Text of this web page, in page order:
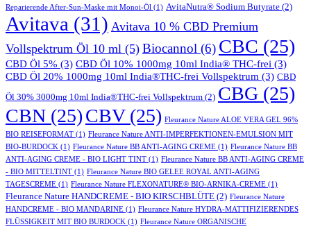
Reparierende After-Sun-Maske mit Monoi-Öl (1) AvitaNutra® Sodium Butyrate (2)
Avitava (31) Avitava 10 % CBD Premium
Vollspektrum Öl 10 ml (5) Biocannol (6) CBC (25)
CBD Öl 5% (3) CBD Öl 10% 1000mg 10ml India® THC-frei (3)
CBD Öl 20% 1000mg 10ml India®THC-frei Vollspektrum (3) CBD
Öl 30% 3000mg 10ml India®THC-frei Vollspektrum (2) CBG (25)
CBN (25)CBV(25) Fleurance Nature ALOE VERA GEL 96%
BIO REISEFORMAT (1) Fleurance Nature ANTI-IMPERFEKTIONEN-EMULSION MIT
BIO-BURDOCK (1) Fleurance Nature BB ANTI-AGING CREME (1) Fleurance Nature BB
ANTI-AGING CREME - BIO LIGHT TINT (1) Fleurance Nature BB ANTI-AGING CREME
- BIO MITTELTINT (1) Fleurance Nature BIO GELEE ROYAL ANTI-AGING
TAGESCREME (1) Fleurance Nature FLEXONATURE® BIO-ARNIKA-CREME (1)
Fleurance Nature HANDCREME - BIO KIRSCHBLÜTE (2) Fleurance Nature
HANDCREME - BIO MANDARINE (1) Fleurance Nature HYDRA-MATTIFIZIERENDES
FLÜSSIGKEIT MIT BIO BURDOCK (1) Fleurance Nature ORGANISCHE